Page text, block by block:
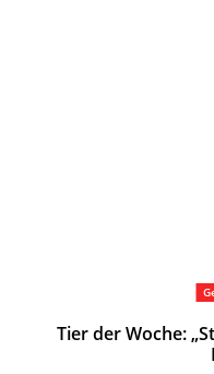
Tier der Woche: